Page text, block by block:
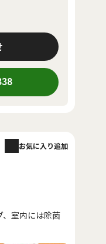
お気に入り追加
、室内には除菌